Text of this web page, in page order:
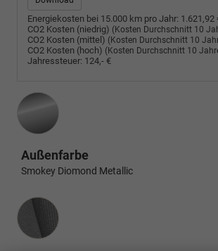
Energiekosten bei 15.000 km pro Jahr: 1.621,92
CO2 Kosten (niedrig) (Kosten Durchschnitt 10
CO2 Kosten (mittel) (Kosten Durchschnitt 10
CO2 Kosten (hoch) (Kosten Durchschnitt 10
Jahressteuer: 124,- €
Außenfarbe
Smokey Diomond Metallic
Innenausstattung